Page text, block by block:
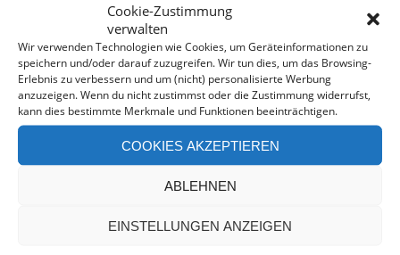
Cookie-Zustimmung
verwalten
Wir verwenden Technologien wie Cookies, um Geräteinformationen zu
speichern und/oder darauf zuzugreifen. Wir tun dies, um das Browsing-
Erlebnis zu verbessern und um (nicht) personalisierte Werbung
anzuzeigen. Wenn du nicht zustimmst oder die Zustimmung widerrufst,
kann dies bestimmte Merkmale und Funktionen beeinträchtigen.
COOKIES AKZEPTIEREN
ABLEHNEN
EINSTELLUNGEN ANZEIGEN
DIE ALTSTADT VON CHANIA – EIN HIGHLIGHT
Chania, die urbane Perle Kretas! Der Besuch der betörend